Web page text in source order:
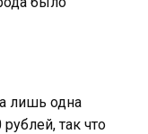
лишь одна
так что